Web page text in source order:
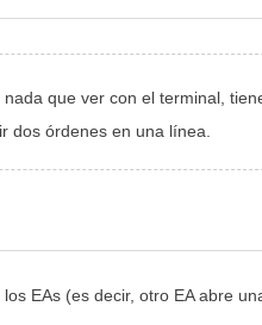
que ver con el terminal,
dos órdenes en una línea.
EAs (es decir, otro EA abre